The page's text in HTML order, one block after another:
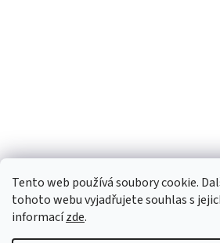
Tento web používá soubory cookie.
tohoto webu vyjadřujete souhlas s
informacízde.